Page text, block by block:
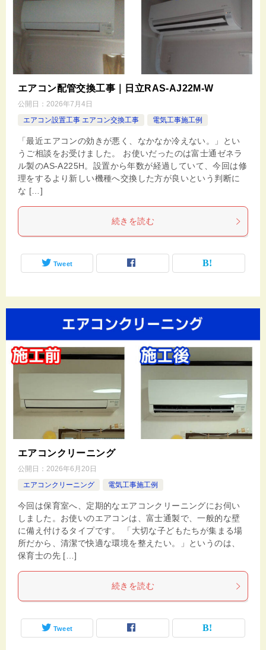
エアコン配管交換工事｜日立RAS-AJ22M-W
公開日： 2026年7月4日
エアコン設置工事 エアコン交換工事
電気工事施工例
「最近エアコンの効きが悪く、なかなか冷えない。」とい
うご相談をお受けました。 お使いだったのは富士通ゼネラ
ル製のAS-A225H。設置から年数が経過していて、今回は修
理をするより新しい機種へ交換した方が良いという判断に
な […]
続きを読む
Tweet
エアコンクリーニング
公開日： 2026年6月20日
エアコンクリーニング
電気工事施工例
今回は保育室へ、定期的なエアコンクリーニングにお伺い
しました。お使いのエアコンは、富士通製で、一般的な壁
に備え付けるタイプです。 「大切な子どもたちが集まる場
所だから、清潔で快適な環境を整えたい。」というのは、
保育士の先 […]
続きを読む
Tweet